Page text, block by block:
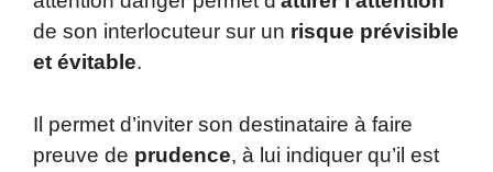
de son interlocuteur sur un risque prévisible
et évitable.
Il permet d’inviter son destinataire à faire
preuve de prudence, à lui indiquer qu’il est